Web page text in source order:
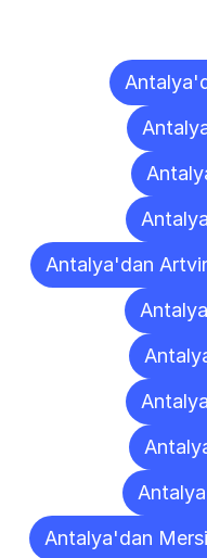
Antalya'dan
Antalya'dan